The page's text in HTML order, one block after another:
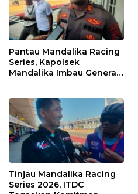
Pantau Mandalika Racing
Series, Kapolsek
Mandalika Imbau Generasi
Tinjau Mandalika Racing
Series 2026, ITDC